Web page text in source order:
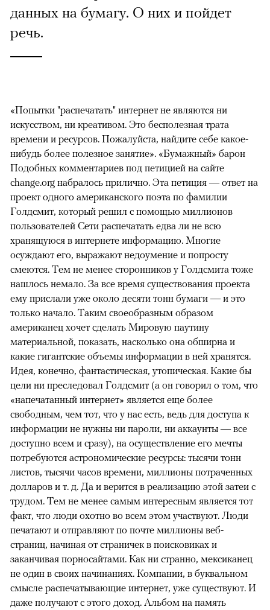
данных на бумагу. О них и пойдет
речь.
«Попытки "распечатать" интернет не являются ни
искусством, ни креативом. Это бесполезная трата
времени и ресурсов. Пожалуйста, найдите себе какое-
нибудь более полезное занятие». «Бумажный» барон
Подобных комментариев под петицией на сайте
change.org набралось прилично. Эта петиция — ответ на
проект одного американского поэта по фамилии
Голдсмит, который решил с помощью миллионов
пользователей Сети распечатать едва ли не всю
хранящуюся в интернете информацию. Многие
осуждают его, выражают недоумение и попросту
смеются. Тем не менее сторонников у Голдсмита тоже
нашлось немало. За все время существования проекта
ему прислали уже около десяти тонн бумаги — и это
только начало. Таким своеобразным образом
американец хочет сделать Мировую паутину
материальной, показать, насколько она обширна и
какие гигантские объемы информации в ней хранятся.
Идея, конечно, фантастическая, утопическая. Какие бы
цели ни преследовал Голдсмит (а он говорил о том, что
«напечатанный интернет» является еще более
свободным, чем тот, что у нас есть, ведь для доступа к
информации не нужны ни пароли, ни аккаунты — все
доступно всем и сразу), на осуществление его мечты
потребуются астрономические ресурсы: тысячи тонн
листов, тысячи часов времени, миллионы потраченных
долларов и т. д. Да и верится в реализацию этой затеи с
трудом. Тем не менее самым интересным является тот
факт, что люди охотно во всем этом участвуют. Люди
печатают и отправляют по почте миллионы веб-
страниц, начиная от страничек в поисковиках и
заканчивая порносайтами. Как ни странно, мексиканец
не один в своих начинаниях. Компании, в буквальном
смысле распечатывающие интернет, уже существуют. И
даже получают с этого доход. Альбом на память